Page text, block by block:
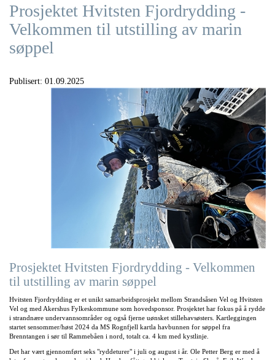
Prosjektet Hvitsten Fjordrydding -
Velkommen til utstilling av marin
søppel
Publisert: 01.09.2025
Prosjektet Hvitsten Fjordrydding - Velkommen
til utstilling av marin søppel
Hvitsten Fjordrydding er et unikt samarbeidsprosjekt mellom Strandsåsen Vel og Hvitsten
Vel og med Akershus Fylkeskommune som hovedsponsor. Prosjektet har fokus på å rydde
i strandnære undervannsområder og også fjerne uønsket stillehavsøsters. Kartleggingen
startet sensommer/høst 2024 da MS Rognfjell kartla havbunnen for søppel fra
Brenntangen i sør til Rammebåen i nord, totalt ca. 4 km med kystlinje.
Det har vært gjennomført seks "ryddeturer" i juli og august i år. Ole Petter Berg er med å